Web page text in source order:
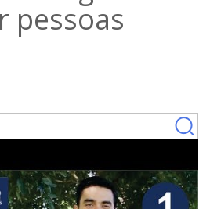
pessoas